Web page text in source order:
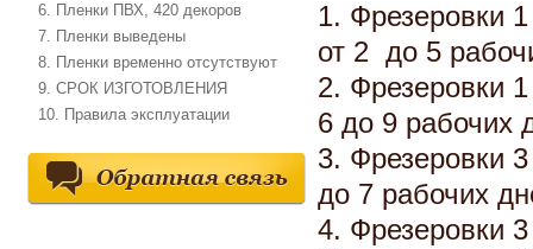
6. Пленки ПВХ, 420 декоров
7. Пленки выведены
8. Пленки временно отсутствуют
9. СРОК ИЗГОТОВЛЕНИЯ
10. Правила эксплуатации
1. Фрезеровки
от 2 до 5
2. Фрезеровки
6 до 9 рабочих
3. Фрезеровки
до 7 рабочих
4. Фрезеровки